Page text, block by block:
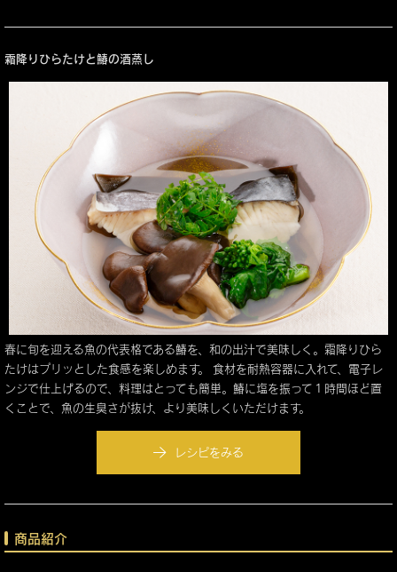
霜降りひらたけと鰆の酒蒸し
春に旬を迎える魚の代表格である鰆を、和の出汁で美味しく。霜降りひら
たけはプリッとした食感を楽しめます。 食材を耐熱容器に入れて、電子レ
ンジで仕上げるので、料理はとっても簡単。鰆に塩を振って１時間ほど置
くことで、魚の生臭さが抜け、より美味しくいただけます。
レシピをみる
商品紹介